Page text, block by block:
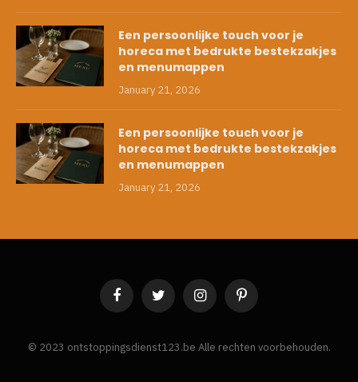
Een persoonlijke touch voor je
horeca met bedrukte bestekzakjes
en menumappen
January 21, 2026
Een persoonlijke touch voor je
horeca met bedrukte bestekzakjes
en menumappen
January 21, 2026
FacebookTwitter InstagramPinterest
© 2023 ontstoppingsdienst123.be Alle rechten voorbehouden.